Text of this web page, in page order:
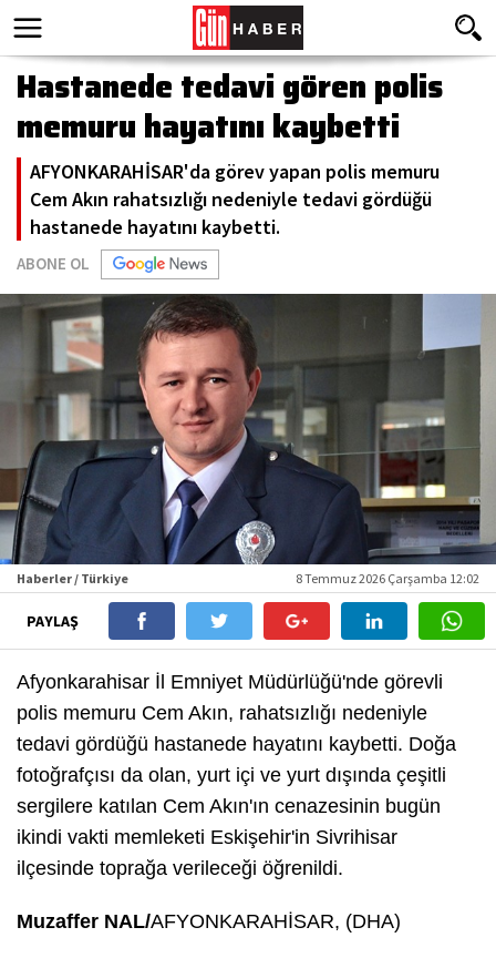
Hastanede tedavi gören polis
memuru hayatını kaybetti
AFYONKARAHİSAR'da görev yapan polis memuru
Cem Akın rahatsızlığı nedeniyle tedavi gördüğü
hastanede hayatını kaybetti.
ABONE OL
Haberler / Türkiye 8 Temmuz 2026 Çarşamba 12:02
PAYLAŞ
Afyonkarahisar İl Emniyet Müdürlüğü'nde görevli
polis memuru Cem Akın, rahatsızlığı nedeniyle
tedavi gördüğü hastanede hayatını kaybetti. Doğa
fotoğrafçısı da olan, yurt içi ve yurt dışında çeşitli
sergilere katılan Cem Akın'ın cenazesinin bugün
ikindi vakti memleketi Eskişehir'in Sivrihisar
ilçesinde toprağa verileceği öğrenildi.
Muzaffer NAL/AFYONKARAHİSAR, (DHA)